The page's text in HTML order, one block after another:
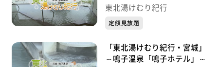
亭」～
東北湯けむり紀行
定額見放題
「東北湯けむり紀行・宮城」
～鳴子温泉「鳴子ホテル」～